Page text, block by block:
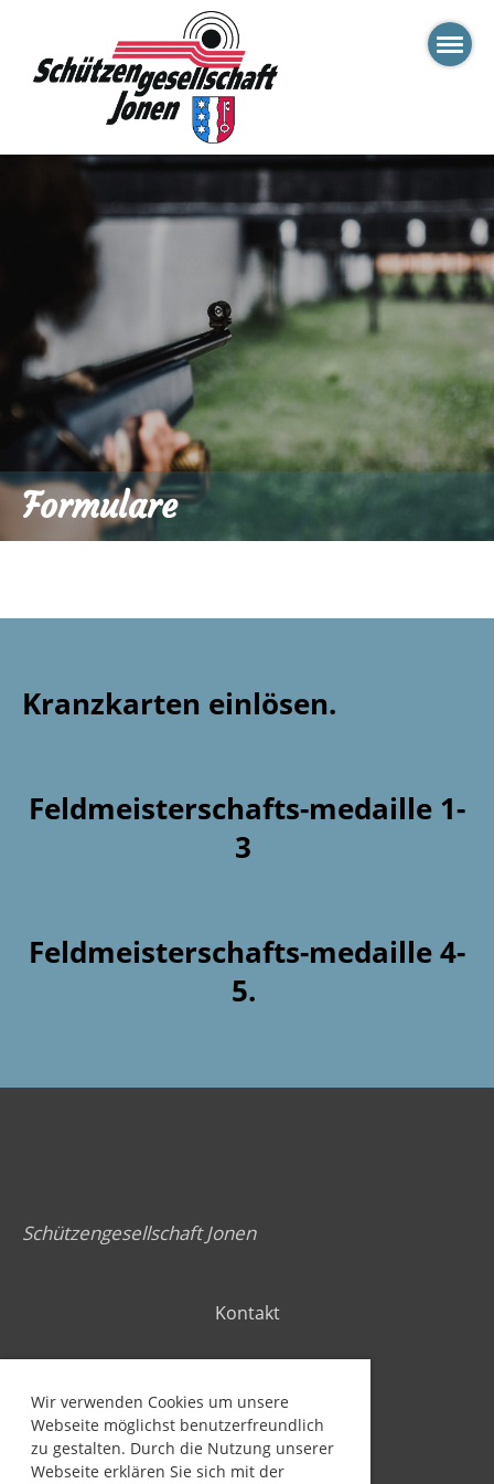
Wir verwenden Cookies um unsere
Webseite möglichst benutzerfreundlich
zu gestalten. Durch die Nutzung unserer
Webseite erklären Sie sich mit der
Formulare
Kranzkarten einlösen.
Feldmeisterschafts-medaille 1-
3
Feldmeisterschafts-medaille 4-
5.
Schützengesellschaft Jonen
Kontakt
Impressum
Datenschutzerklärung